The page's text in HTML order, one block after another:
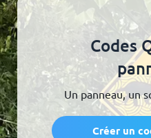
Codes
Un panneau, un
Créer un